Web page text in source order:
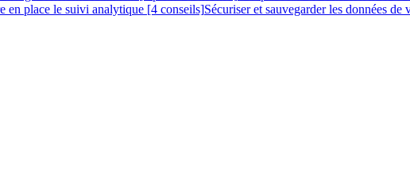
en place le suivi analytique [4 conseils]Sécuriser et sauvegarder les données de